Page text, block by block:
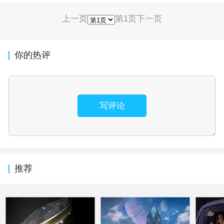
上一页 第1页下一页
你的热评
写评论
推荐